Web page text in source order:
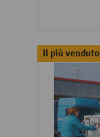
Il più venduto